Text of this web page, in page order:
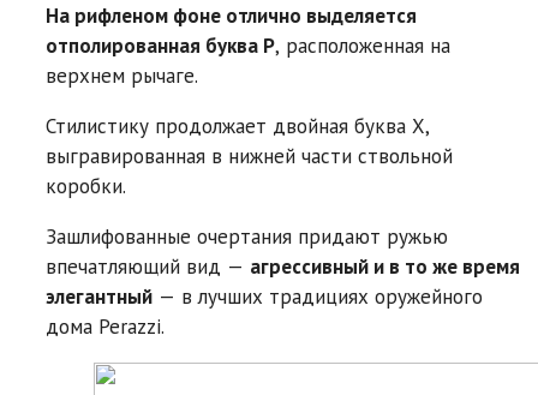
На рифленом фоне отлично выделяется
отполированная буква P, расположенная на
верхнем рычаге.
Стилистику продолжает двойная буква X,
выгравированная в нижней части ствольной
коробки.
Зашлифованные очертания придают ружью
впечатляющий вид — агрессивный и в то же время
элегантный — в лучших традициях оружейного
дома Perazzi.